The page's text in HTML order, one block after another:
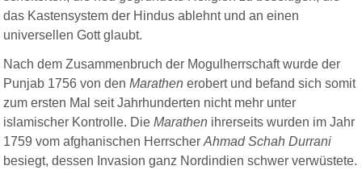
das Kastensystem der Hindus ablehnt und an einen
universellen Gott glaubt.
Nach dem Zusammenbruch der Mogulherrschaft wurde der
Punjab 1756 von denMarathen erobert und befand sich somit
zum ersten Mal seit Jahrhunderten nicht mehr unter
islamischer Kontrolle. DieMarathen ihrerseits wurden im Jahr
1759 vom afghanischen HerrscherAhmad Schah Durrani
besiegt, dessen Invasion ganz Nordindien schwer verwüstete.